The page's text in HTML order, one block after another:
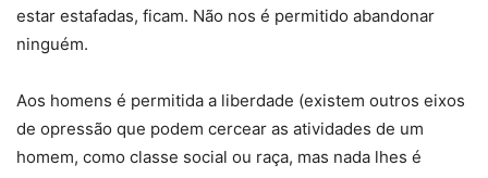
estar estafadas, ficam. Não nos é permitido abandonar
ninguém.
Aos homens é permitida a liberdade (existem outros eixos
de opressão que podem cercear as atividades de um
homem, como classe social ou raça, mas nada lhes é